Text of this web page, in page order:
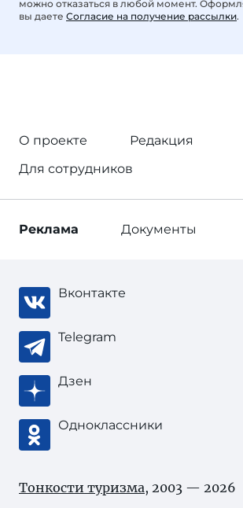
можно отказаться в любой момент.
вы даете Согласие на получение рассылки.
О проекте
Редакция
Для сотрудников
Реклама Документы
Вконтакте
Telegram
Дзен
Одноклассники
Тонкости туризма, 2003 — 2026